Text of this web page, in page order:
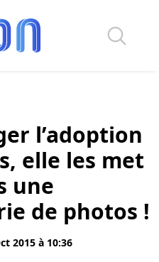
l’adoption
elle les met
une
de photos !
2015 à 10:36